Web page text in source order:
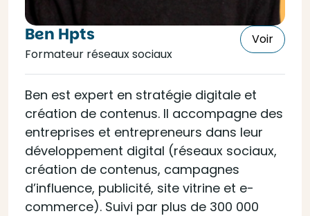
Ben Hpts
Formateur réseaux sociaux
Voir
Ben est expert en stratégie digitale et
création de contenus. Il accompagne des
entreprises et entrepreneurs dans leur
développement digital (réseaux sociaux,
création de contenus, campagnes
d’influence, publicité, site vitrine et e-
commerce). Suivi par plus de 300 000